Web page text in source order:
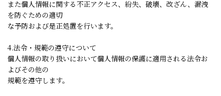
また個人情報に関する不正アクセス、紛失、破壊、改ざん、漏洩
を防ぐための適切
な予防および是正処置を行います。
4.法令・規範の遵守について
個人情報の取り扱いにおいて個人情報の保護に適用される法令お
よびその他の
規範を遵守します。